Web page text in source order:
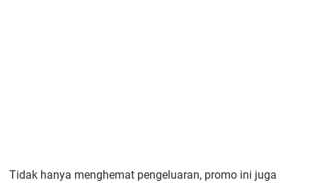
Tidak hanya menghemat pengeluaran, promo ini juga